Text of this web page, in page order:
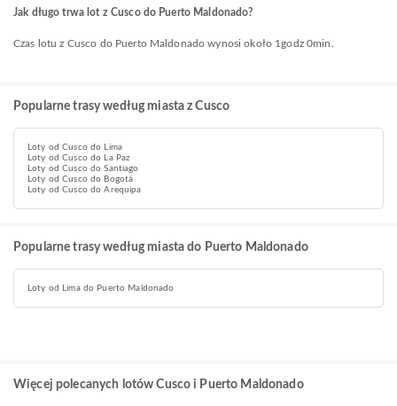
Jak długo trwa lot z Cusco do Puerto Maldonado?
Czas lotu z Cusco do Puerto Maldonado wynosi około 1godz 0min.
Popularne trasy według miasta z Cusco
Loty od Cusco do Lima
Loty od Cusco do La Paz
Loty od Cusco do Santiago
Loty od Cusco do Bogotá
Loty od Cusco do Arequipa
Popularne trasy według miasta do Puerto Maldonado
Loty od Lima do Puerto Maldonado
Więcej polecanych lotów Cusco i Puerto Maldonado